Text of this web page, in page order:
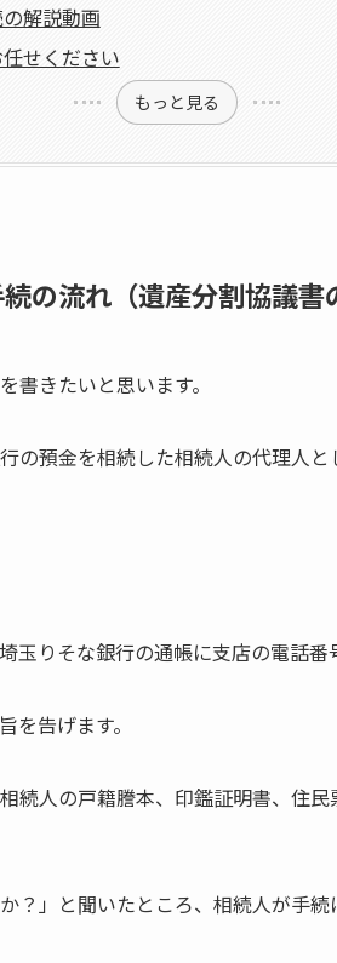
解説動画
せください
もっと見る
の流れ（遺産分割協議書
書きたいと思います。
預金を相続した相続人の代理人と
玉りそな銀行の通帳に支店の電話番
を告げます。
続人の戸籍謄本、印鑑証明書、住
？」と聞いたところ、相続人が手